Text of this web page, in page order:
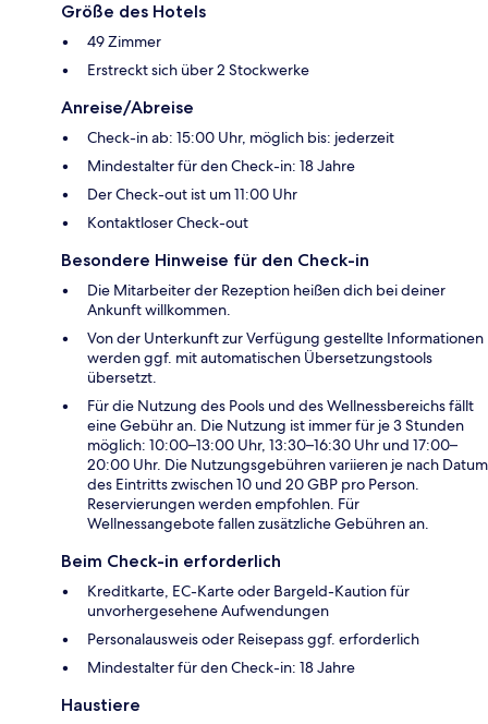
Größe des Hotels
49 Zimmer
Erstreckt sich über 2 Stockwerke
Anreise/Abreise
Check-in ab: 15:00 Uhr, möglich bis: jederzeit
Mindestalter für den Check-in: 18 Jahre
Der Check-out ist um 11:00 Uhr
Kontaktloser Check-out
Besondere Hinweise für den Check-in
Die Mitarbeiter der Rezeption heißen dich bei deiner
Ankunft willkommen.
Von der Unterkunft zur Verfügung gestellte Informationen
werden ggf. mit automatischen Übersetzungstools
übersetzt.
Für die Nutzung des Pools und des Wellnessbereichs fällt
eine Gebühr an. Die Nutzung ist immer für je 3 Stunden
möglich: 10:00–13:00 Uhr, 13:30–16:30 Uhr und 17:00–
20:00 Uhr. Die Nutzungsgebühren variieren je nach Datum
des Eintritts zwischen 10 und 20 GBP pro Person.
Reservierungen werden empfohlen. Für
Wellnessangebote fallen zusätzliche Gebühren an.
Beim Check-in erforderlich
Kreditkarte, EC-Karte oder Bargeld-Kaution für
unvorhergesehene Aufwendungen
Personalausweis oder Reisepass ggf. erforderlich
Mindestalter für den Check-in: 18 Jahre
Haustiere